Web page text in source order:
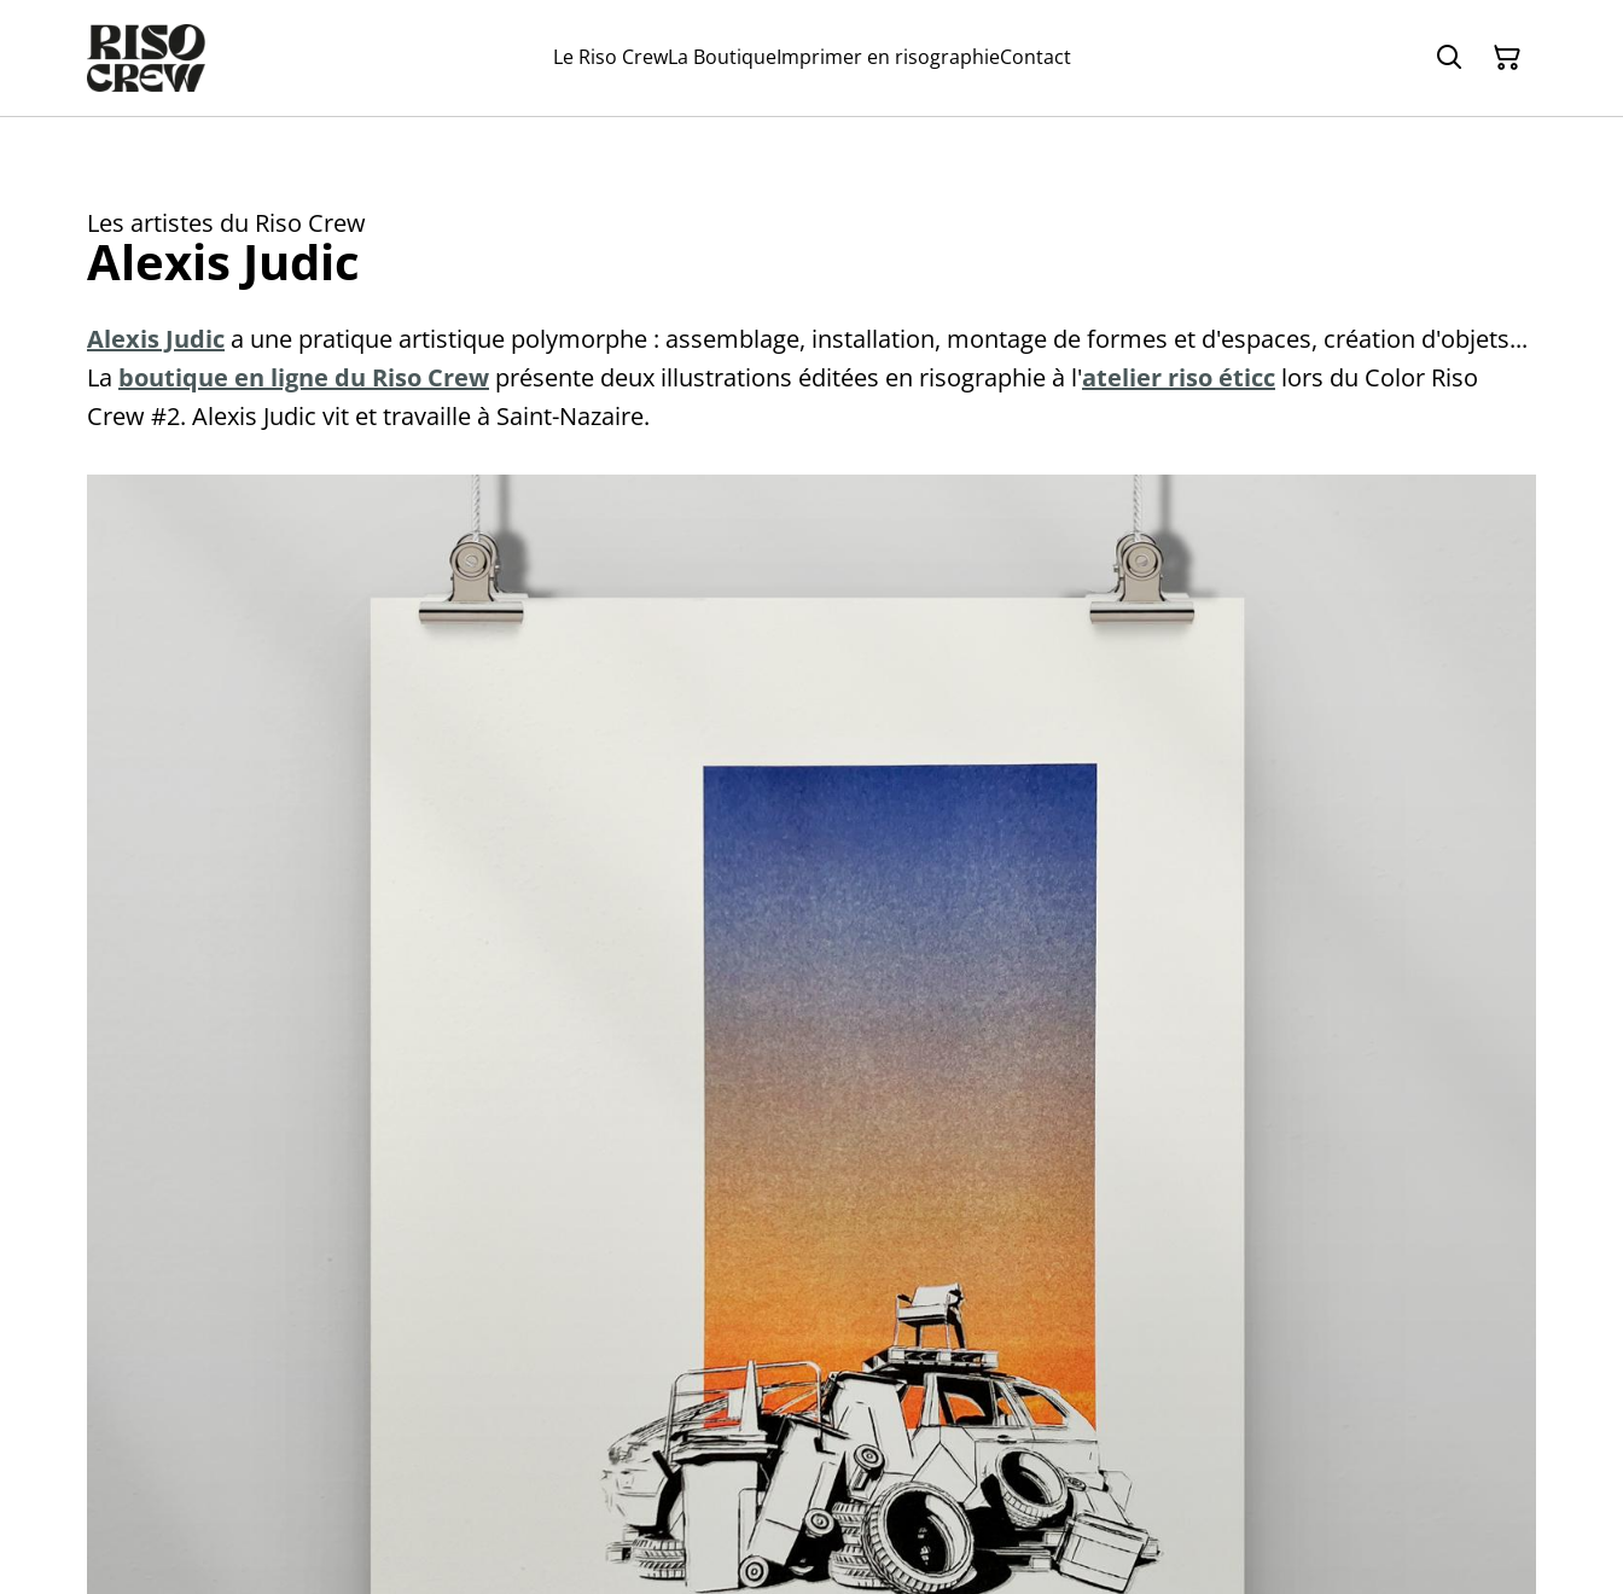
Le Riso CrewLa BoutiqueImprimer en risographieContact
Les artistes du Riso Crew
Alexis Judic
Alexis Judic a une pratique artistique polymorphe : assemblage, installation, montage de formes et d'espaces, création d'objets...
La boutique en ligne du Riso Crew présente deux illustrations éditées en risographie à l'atelier riso éticc lors du Color Riso
Crew #2. Alexis Judic vit et travaille à Saint-Nazaire.